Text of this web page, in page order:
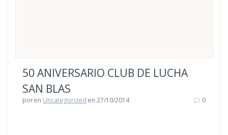
50 ANIVERSARIO CLUB DE LUCHA
SAN BLAS
poren Uncategorized en 27/10/2014 0